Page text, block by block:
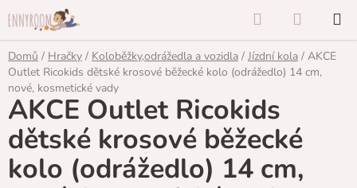
na
Hledat
Domů / Hračky / Koloběžky,odrážedla a vozidla / Jízdní kola / AKCE
Outlet Ricokids dětské krosové běžecké kolo (odrážedlo) 14 cm,
nové, kosmetické vady
AKCE Outlet Ricokids
dětské krosové běžecké
kolo (odrážedlo) 14 cm,